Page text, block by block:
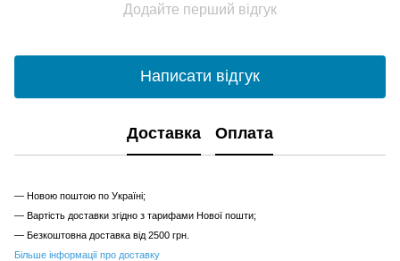
Додайте перший відгук
Написати відгук
Доставка Оплата
— Новою поштою по Україні;
— Вартість доставки згідно з тарифами Нової пошти;
— Безкоштовна доставка від 2500 грн.
Більше інформації про доставку